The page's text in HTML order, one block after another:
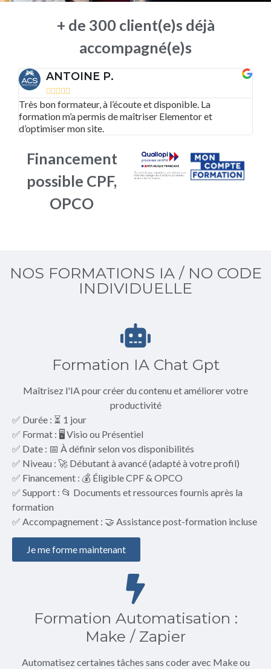
+ de 300 client(e)s déjà
accompagné(e)s
ANTOINE P.

Très bon formateur, à l’écoute et disponible. La
formation m’a permis de maîtriser Elementor et
d’optimiser mon site.
Financement
possible CPF,
OPCO
NOS FORMATIONS IA / NO CODE
INDIVIDUELLE
Formation IA Chat Gpt
Maîtrisez l'IA pour créer du contenu et améliorer votre
productivité
✅ Durée : ⏳ 1 jour
✅ Format : 🖥️ Visio ou Présentiel
✅ Date : 📅 À définir selon vos disponibilités
✅ Niveau : 🚀 Débutant à avancé (adapté à votre profil)
✅ Financement : 💰 Éligible CPF & OPCO
✅ Support : 📂 Documents et ressources fournis après la
formation
✅ Accompagnement : 🤝 Assistance post-formation incluse
Je me forme maintenant
Formation Automatisation :
Make / Zapier
Automatisez certaines tâches sans coder avec Make ou